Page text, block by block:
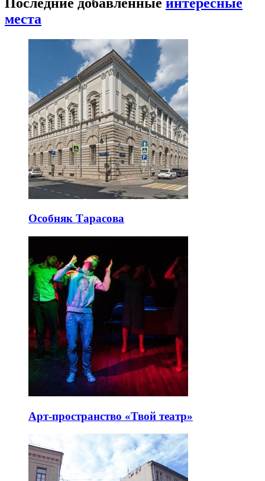
места
Особняк Тарасова
Арт-пространство «Твой театр»